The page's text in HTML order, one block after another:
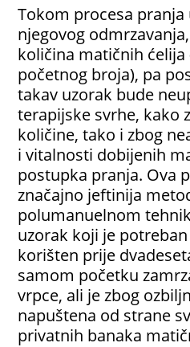
Tokom procesa
njegovog
količina matičnih ćelija
početnog broja), pa
takav uzorak bude
terapijske svrhe, kako
količine, tako i zbog
i vitalnosti dobijenih
postupka pranja. Ova
značajno jeftinija
polumanuelnom
uzorak koji je
korišten prije
samom početku
vrpce, ali je zbog
napuštena od strane
privatnih banaka